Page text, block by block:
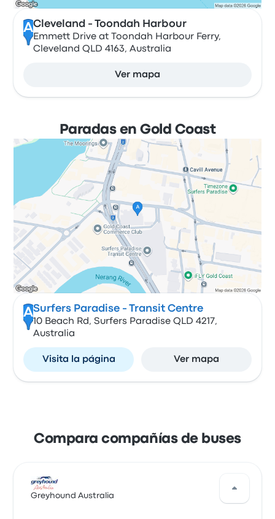
ACleveland - Toondah Harbour
Emmett Drive at Toondah Harbour Ferry,
Cleveland QLD 4163, Australia
Ver mapa
Paradas en Gold Coast
ASurfers Paradise - Transit Centre
10 Beach Rd, Surfers Paradise QLD 4217,
Australia
Visita la página Ver mapa
Compara compañías de buses
Greyhound Australia